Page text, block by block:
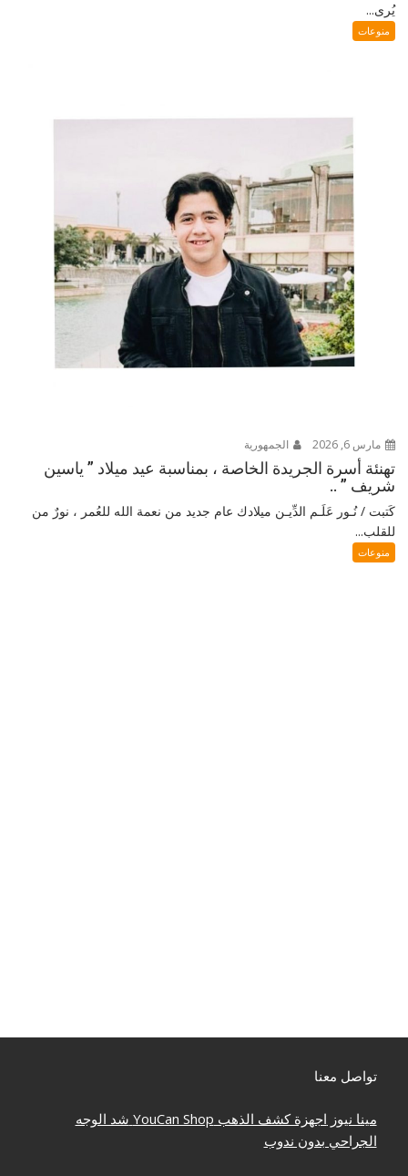
يُرى...
منوعات
مارس 6, 2026 الجمهورية
تهنئة أسرة الجريدة الخاصة ، بمناسبة عيد ميلاد ” ياسين
شريف ” ..
كَتبت / نُـور عَلَـم الدِّيـن ميلادك عام جديد من نعمة الله للعُمر ، نورٌ من
للقلب...
منوعات
تواصل معنا
مينا نيوز اجهزة كشف الذهب YouCan Shop شد الوجه
الجراحي بدون ندوب